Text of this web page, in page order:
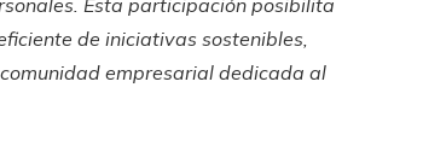
Esta participación posibilita
de iniciativas sostenibles,
empresarial dedicada al